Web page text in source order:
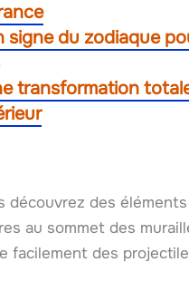
signe du zodiaque
transformation
découvrez des
au sommet des
facilement des